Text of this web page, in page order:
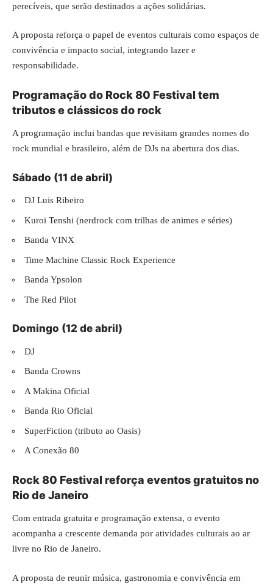
perecíveis, que serão destinados a ações solidárias.
A proposta reforça o papel de eventos culturais como espaços de
convivência e impacto social, integrando lazer e
responsabilidade.
Programação do Rock 80 Festival tem
tributos e clássicos do rock
A programação inclui bandas que revisitam grandes nomes do
rock mundial e brasileiro, além de DJs na abertura dos dias.
Sábado (11 de abril)
DJ Luis Ribeiro
Kuroi Tenshi (nerdrock com trilhas de animes e séries)
Banda VINX
Time Machine Classic Rock Experience
Banda Ypsolon
The Red Pilot
Domingo (12 de abril)
DJ
Banda Crowns
A Makina Oficial
Banda Rio Oficial
SuperFiction (tributo ao Oasis)
A Conexão 80
Rock 80 Festival reforça eventos gratuitos no
Rio de Janeiro
Com entrada gratuita e programação extensa, o evento
acompanha a crescente demanda por atividades culturais ao ar
livre no Rio de Janeiro.
A proposta de reunir música, gastronomia e convivência em